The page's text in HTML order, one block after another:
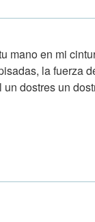
mano en mi
la fuerza
dostres un